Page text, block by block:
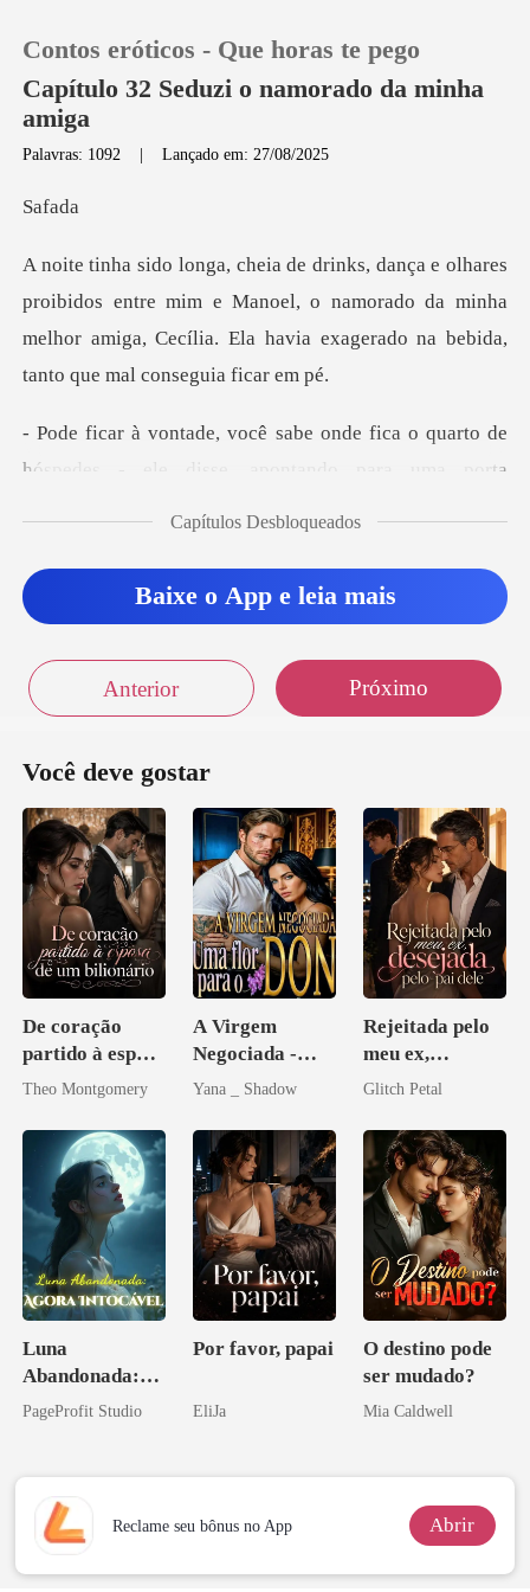
Histórico
Sair
Contos eróticos - Que horas te pego
Capítulo 32 Seduzi o namorado da minha
amiga
Palavras: 1092 |Lançado em: 27/08/2025
fa
os entre mim e Manoel, o namorado da minha
melhor amiga, Cecília.
fica o quarto de
hóspedes - ele disse
i com u
Capítulos Desbloqueados
Baixe o App e leia mais
Anterior Próximo
Você deve gostar
De coração
partido à esposa
de um bilionário
Theo Montgomery
A Virgem
Negociada -
Uma flor para o
Yana _ Shadow
Rejeitada pelo
meu ex,
desejada pelo
Glitch Petal
Luna
Abandonada:
Agora Intocável
PageProfit Studio
Por favor, papai
EliJa
O destino pode
ser mudado?
Mia Caldwell
Reclame seu bônus no App Abrir